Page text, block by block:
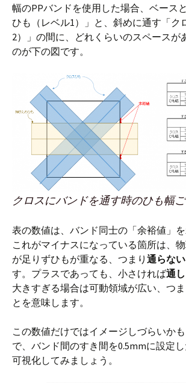
幅のPPバンドを使用した場合、ベース
ひも（レベル1）」と、斜めに通す「ク
2）」の間に、どれくらいのスペースが
のが下の図です。
クロスにバンドを通す時のひも幅
表の数値は、バンド同士の「余裕値」を
これがマイナスになっている箇所は、
が足りずひもが重なる、つまり 通らない
す。プラスであっても、小さければ通
大きすぎる場合は可動領域が広い、つま
とを意味します。
この数値だけではイメージしづらいか
で、バンド間のすき間を0.5mmに設定
可視化してみましょう。